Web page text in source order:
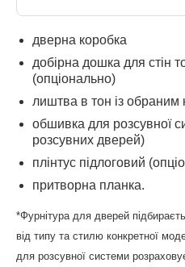
дверна коробка
добірна дошка для стін
(опціонально)
лиштва в тон із обраним
обшивка для розсувної
розсувних дверей)
плінтус підлоговий
притворна планка.
*Фурнітура для дверей
від типу та стилю конкретної
для розсувної системи